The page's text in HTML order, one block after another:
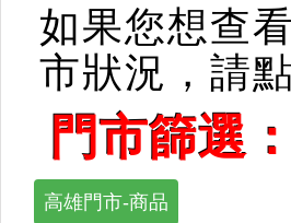
如果您想查
市狀況，請
門市篩選：
高雄門市-商品